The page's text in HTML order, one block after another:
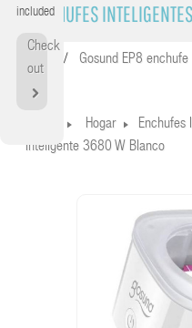
included
Check
out
ENCHUFES INTELIGENTES
Home Gosund EP8
Hogar Enchufes
inteligente 3680 W Blanco